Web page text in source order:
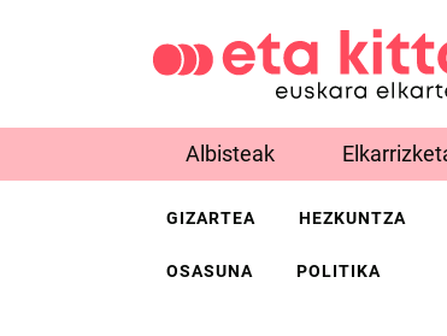
Albisteak
GIZARTEA HEZKUNTZA
OSASUNA POLITIKA